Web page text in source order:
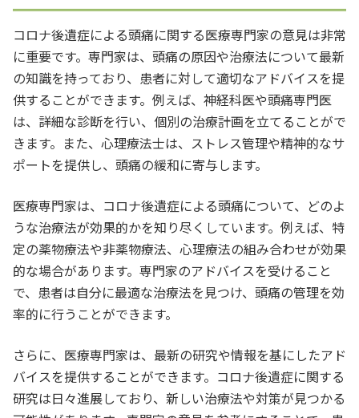
コロナ後遺症による頭痛に関する医療専門家の意見は非常
に重要です。専門家は、頭痛の原因や治療法について最新
の知識を持っており、患者に対して適切なアドバイスを提
供することができます。例えば、神経科医や頭痛専門医
は、詳細な診断を行い、個別の治療計画を立てることがで
きます。また、心理療法士は、ストレス管理や精神的なサ
ポートを提供し、頭痛の緩和に寄与します。
医療専門家は、コロナ後遺症による頭痛について、どのよ
うな治療法が効果的かを知り尽くしています。例えば、特
定の薬物療法や非薬物療法、心理療法の組み合わせが効果
的な場合があります。専門家のアドバイスを受けること
で、患者は自分に最適な治療法を見つけ、頭痛の管理を効
率的に行うことができます。
さらに、医療専門家は、最新の研究や情報を基にしたアド
バイスを提供することができます。コロナ後遺症に関する
研究は日々進展しており、新しい治療法や対策が見つかる